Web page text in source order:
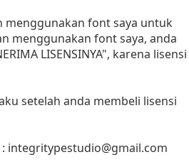
menggunakan font saya untuk
menggunakan font saya, anda
LISENSINYA", karena lisensi
setelah anda membeli lisensi
integritypestudio@gmail.com